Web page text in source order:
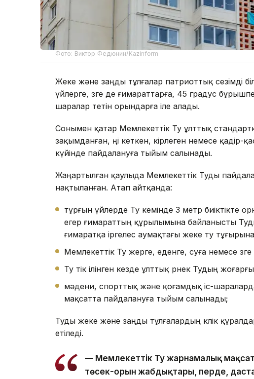
Фото: Виктор Федюнин/Kazinform
Жеке және заңды тұлғалар патриоттық сезімді
үйлерге, өзге де ғимараттарға, 45 градус
шаралар өтетін орындарға іле алады.
Сонымен қатар Мемлекеттік Ту ұлттық
зақымданған, өңі кеткен, кірлеген немесе қадір-
күйінде пайдалануға тыйым салынады.
Жаңартылған қаулыда Мемлекеттік Туды
нақтыланған. Атап айтқанда:
тұрғын үйлерде Ту кемінде 3 метр биіктікте
егер ғимараттың құрылымына байланысты
ғимаратқа іргелес аумақтағы жеке ту
Мемлекеттік Ту жерге, еденге, суға немесе
Ту тік ілінген кезде ұлттық өрнек Тудың
мәдени, спорттық және қоғамдық іс-
мақсатта пайдалануға тыйым салынады;
Туды жеке және заңды тұлғалардың көлік
етіледі.
— Мемлекеттік Ту жарнамалық
төсек-орын жабдықтары, перде,